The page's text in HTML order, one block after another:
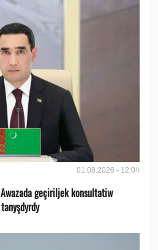
01.08.2026 - 12:04
geçiriljek konsultatiw